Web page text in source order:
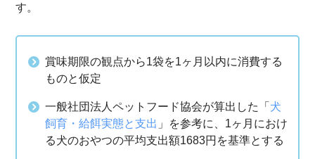
す。
賞味期限の観点から1袋を1ヶ月以内に消費する
ものと仮定
一般社団法人ペットフード協会が算出した「 犬
飼育・給餌実態と支出 」を参考に、1ヶ月におけ
る犬のおやつの平均支出額1683円を基準とする